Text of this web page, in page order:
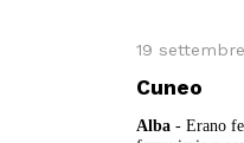
19
Cuneo
Alba - Erano